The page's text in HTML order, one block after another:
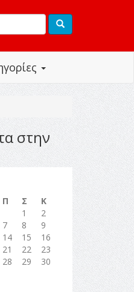
στην
Π Σ
Κ
1
2
7 8
9
14 15
16
21 22
23
28 29
30